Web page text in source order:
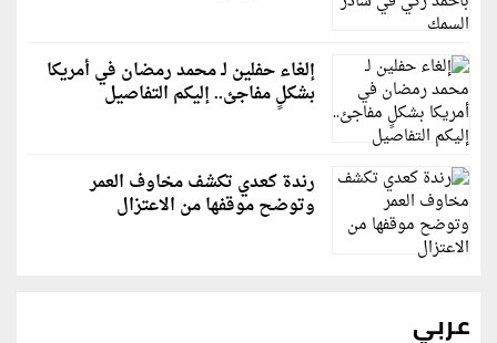
إلغاء حفلين لـ محمد رمضان في أمريكا
بشكلٍ مفاجئ.. إليكم التفاصيل
رندة كعدي تكشف مخاوف العمر
وتوضح موقفها من الاعتزال
عربي
رويترز: إيران ترفض مقترحًا عُمانيًا للإدارة المشتركة